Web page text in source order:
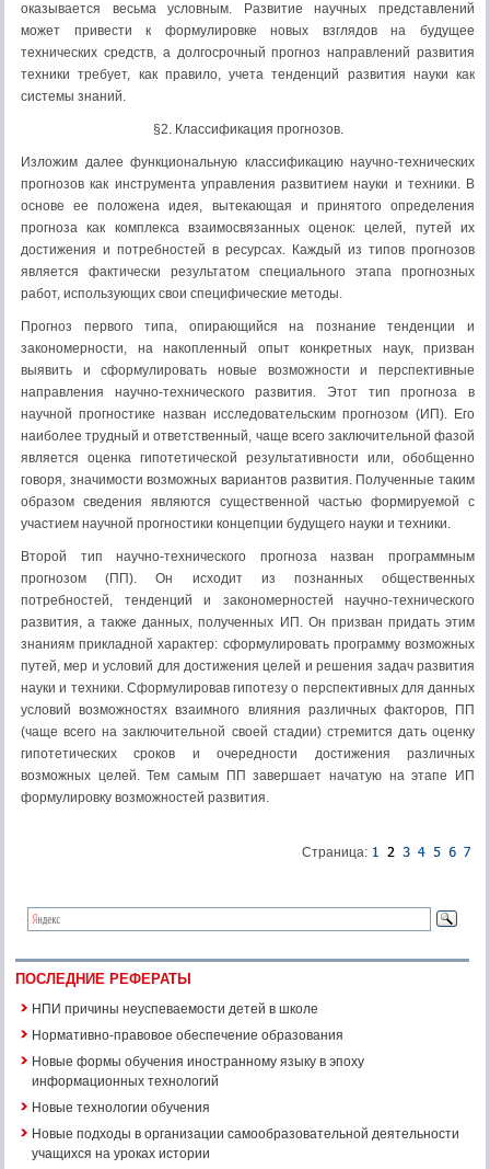
оказывается весьма условным. Развитие научных представлений
может привести к формулировке новых взглядов на будущее
технических средств, а долгосрочный прогноз направлений развития
техники требует, как правило, учета тенденций развития науки как
системы знаний.
§2. Классификация прогнозов.
Изложим далее функциональную классификацию научно-технических
прогнозов как инструмента управления развитием науки и техники. В
основе ее положена идея, вытекающая и принятого определения
прогноза как комплекса взаимосвязанных оценок: целей, путей их
достижения и потребностей в ресурсах. Каждый из типов прогнозов
является фактически результатом специального этапа прогнозных
работ, использующих свои специфические методы.
Прогноз первого типа, опирающийся на познание тенденции и
закономерности, на накопленный опыт конкретных наук, призван
выявить и сформулировать новые возможности и перспективные
направления научно-технического развития. Этот тип прогноза в
научной прогностике назван исследовательским прогнозом (ИП). Его
наиболее трудный и ответственный, чаще всего заключительной фазой
является оценка гипотетической результативности или, обобщенно
говоря, значимости возможных вариантов развития. Полученные таким
образом сведения являются существенной частью формируемой с
участием научной прогностики концепции будущего науки и техники.
Второй тип научно-технического прогноза назван программным
прогнозом (ПП). Он исходит из познанных общественных
потребностей, тенденций и закономерностей научно-технического
развития, а также данных, полученных ИП. Он призван придать этим
знаниям прикладной характер: сформулировать программу возможных
путей, мер и условий для достижения целей и решения задач развития
науки и техники. Сформулировав гипотезу о перспективных для данных
условий возможностях взаимного влияния различных факторов, ПП
(чаще всего на заключительной своей стадии) стремится дать оценку
гипотетических сроков и очередности достижения различных
возможных целей. Тем самым ПП завершает начатую на этапе ИП
формулировку возможностей развития.
Страница:
ПОСЛЕДНИЕ РЕФЕРАТЫ
НПИ причины неуспеваемости детей в школе
Нормативно-правовое обеспечение образования
Новые формы обучения иностранному языку в эпоху
информационных технологий
Новые технологии обучения
Новые подходы в организации самообразовательной деятельности
учащихся на уроках истории